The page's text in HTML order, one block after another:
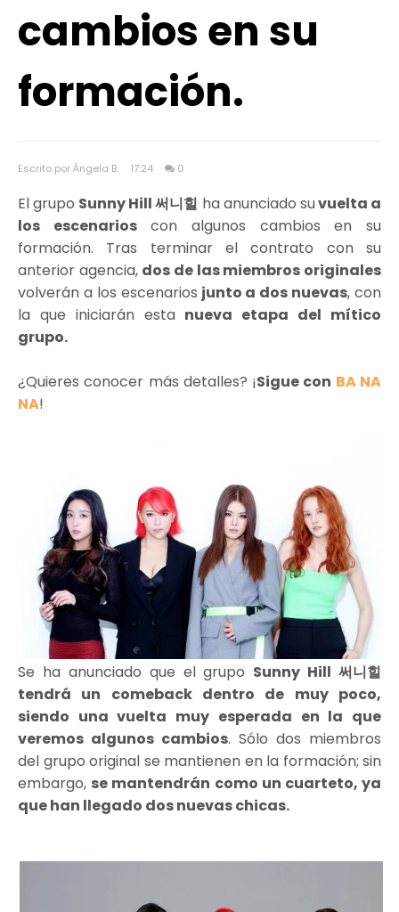
cambios en su
formación.
Escrito por Ángela B. 17:24 0
El grupo Sunny Hill 써니힐 ha anunciado suvuelta a
los escenarioscon algunos cambios en su
formación. Tras terminar el contrato con su
anterior agencia, dos de las miembros originales
volverán a los escenarios junto a dos nuevas, con
la que iniciarán esta nueva etapa del mítico
grupo.
¿Quieres conocer más detalles? ¡Sigue con BA NA
NA!
Se ha anunciado que el grupo Sunny Hill 써니힐
tendrá un comeback dentro de muy poco,
siendo una vuelta muy esperada en la que
veremos algunos cambios. Sólo dos miembros
del grupo original se mantienen en la formación; sin
embargo, se mantendrán como un cuarteto, ya
que han llegado dos nuevas chicas.